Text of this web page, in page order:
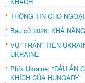
THÔNG TIN CHO
Bầu cử 2026: KHẢ
VỤ "TRẤN" TIỀN
UKRAINE
Phía Ukraine: "DẤU ẤN
KHÍCH CỦA HUNGARY"